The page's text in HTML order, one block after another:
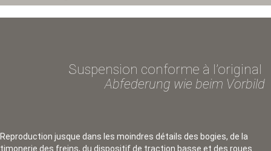
Suspension conforme à l’original
Abfederung wie beim Vorbild
Reproduction jusque dans les moindres détails des bogies, de la
timonerie des freins, du dispositif de traction basse et des roues